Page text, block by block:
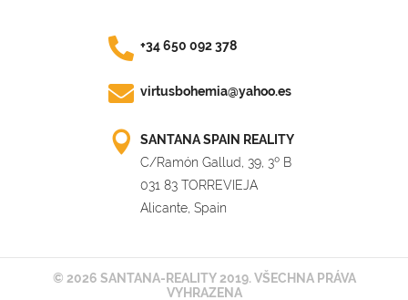
+34 650 092 378
virtusbohemia@yahoo.es
SANTANA SPAIN REALITY
C/Ramón Gallud, 39, 3º B
031 83 TORREVIEJA
Alicante, Spain
© 2026 SANTANA-REALITY 2019. VŠECHNA PRÁVA
VYHRAZENA